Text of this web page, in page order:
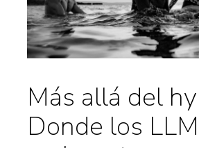
Más allá del
Donde los